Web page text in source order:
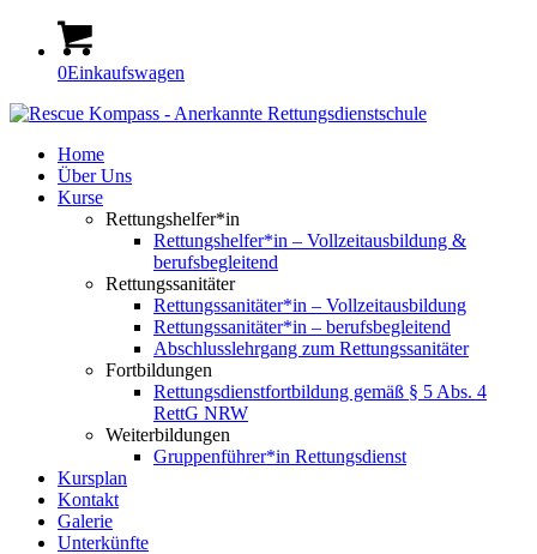
0Einkaufswagen
Home
Über Uns
Kurse
Rettungshelfer*in
Rettungshelfer*in – Vollzeitausbildung &
berufsbegleitend
Rettungssanitäter
Rettungssanitäter*in – Vollzeitausbildung
Rettungssanitäter*in – berufsbegleitend
Abschlusslehrgang zum Rettungssanitäter
Fortbildungen
Rettungsdienstfortbildung gemäß § 5 Abs. 4
RettG NRW
Weiterbildungen
Gruppenführer*in Rettungsdienst
Kursplan
Kontakt
Galerie
Unterkünfte